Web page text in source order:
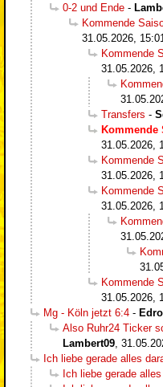
0-2 und Ende -
Kommende
31.05.2026, 15:01
Kommende
31.05.2026,
Transfers -
31.05.2026,
Kommende
31.05.2026,
Kommende
31.05.2026,
Kommende
31.05.2026,
Mg - Köln jetzt 6:4 -
Also Ruhr24 Ticker
Lambert09
Ich liebe gerade alles
Ich liebe gerade